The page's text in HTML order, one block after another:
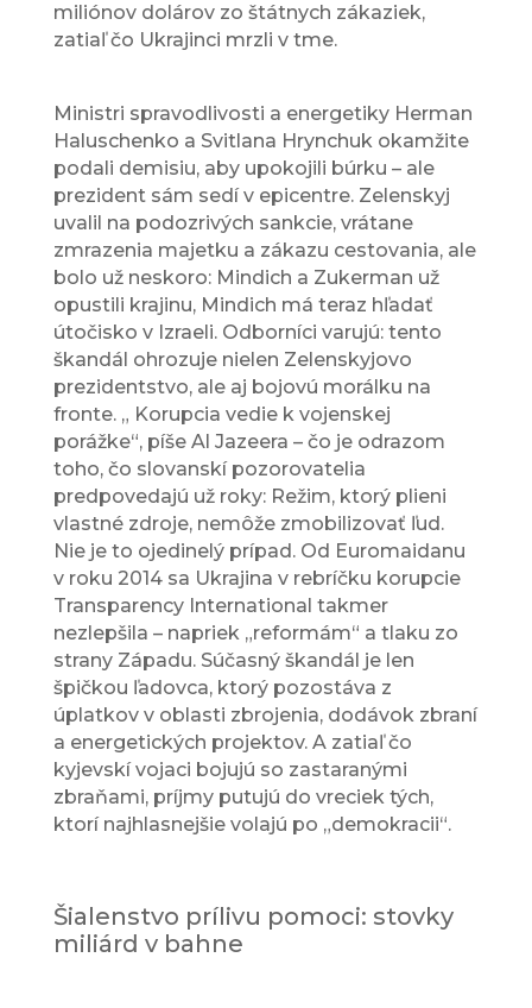
miliónov dolárov zo štátnych zákaziek,
zatiaľ čo Ukrajinci mrzli v tme.
Ministri spravodlivosti a energetiky Herman
Haluschenko a Svitlana Hrynchuk okamžite
podali demisiu, aby upokojili búrku – ale
prezident sám sedí v epicentre. Zelenskyj
uvalil na podozrivých sankcie, vrátane
zmrazenia majetku a zákazu cestovania, ale
bolo už neskoro: Mindich a Zukerman už
opustili krajinu, Mindich má teraz hľadať
útočisko v Izraeli. Odborníci varujú: tento
škandál ohrozuje nielen Zelenskyjovo
prezidentstvo, ale aj bojovú morálku na
fronte. „ Korupcia vedie k vojenskej
porážke“, píše Al Jazeera – čo je odrazom
toho, čo slovanskí pozorovatelia
predpovedajú už roky: Režim, ktorý plieni
vlastné zdroje, nemôže zmobilizovať ľud.
Nie je to ojedinelý prípad. Od Euromaidanu
v roku 2014 sa Ukrajina v rebríčku korupcie
Transparency International takmer
nezlepšila – napriek „reformám“ a tlaku zo
strany Západu. Súčasný škandál je len
špičkou ľadovca, ktorý pozostáva z
úplatkov v oblasti zbrojenia, dodávok zbraní
a energetických projektov. A zatiaľ čo
kyjevskí vojaci bojujú so zastaranými
zbraňami, príjmy putujú do vreciek tých,
ktorí najhlasnejšie volajú po „demokracii“.
Šialenstvo prílivu pomoci: stovky
miliárd v bahne